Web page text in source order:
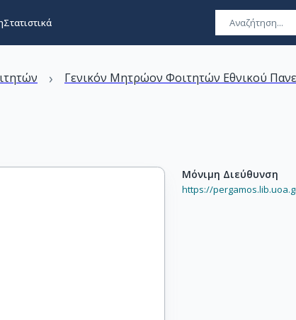
Στατιστικά
› Γενικόν Μητρώον Φοιτητών Εθνικού
Μόνιμη Διεύθυνση
https://